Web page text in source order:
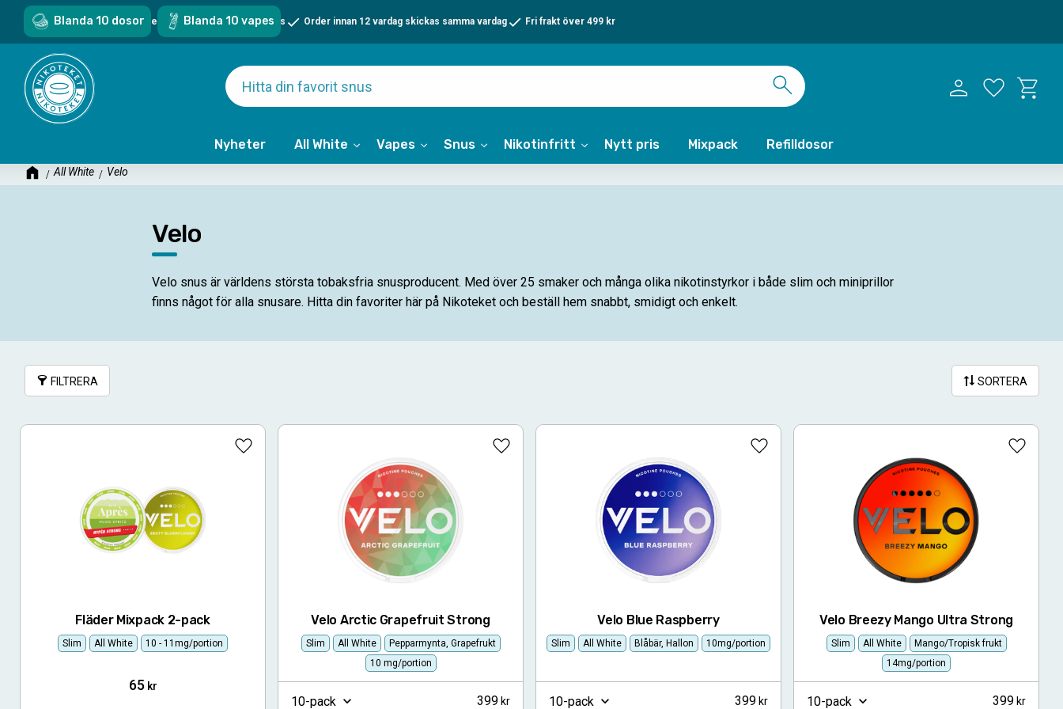
Nyheter All White Vapes Snus Nikotinfritt Nytt pris Mixpack Refilldosor
Favoriter
Blanda 10 dosor Blanda 10 vapes
Sveriges största sortiment - över 1000 snus & vapes Order innan 12 vardag skickas samma vardag Fri frakt över 499 kr
All White Velo
Velo
Velo snus är världens största tobaksfria snusproducent. Med över 25 smaker och många olika nikotinstyrkor i både slim och miniprillor
finns något för alla snusare. Hitta din favoriter här på Nikoteket och beställ hem snabbt, smidigt och enkelt.
FILTRERA SORTERA
Fläder Mixpack 2-pack
65kr
Slim All White 10 - 11mg/portion
Lägg till i favoriter
Velo Arctic Grapefruit Strong
Slim All White
Pepparmynta, Grapefrukt
10 mg/portion
Lägg till i favoriter
10-pack 399
Velo Blue Raspberry
Slim All White Blåbär, Hallon 10mg/portion
Lägg till i favoriter
10-pack 399
Velo Breezy Mango Ultra Strong
Slim All White
Mango/Tropisk frukt
14mg/portion
Lägg
10-pack 399